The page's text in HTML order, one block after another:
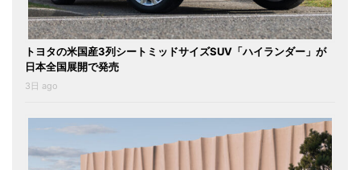
トヨタの米国産3列シートミッドサイズSUV「ハイランダー」が
日本全国展開で発売
3日 ago